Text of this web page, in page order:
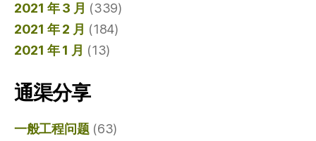
2021 年 3 月 (339)
2021 年 2 月 (184)
2021 年 1 月 (13)
通渠分享
一般工程问题(63)